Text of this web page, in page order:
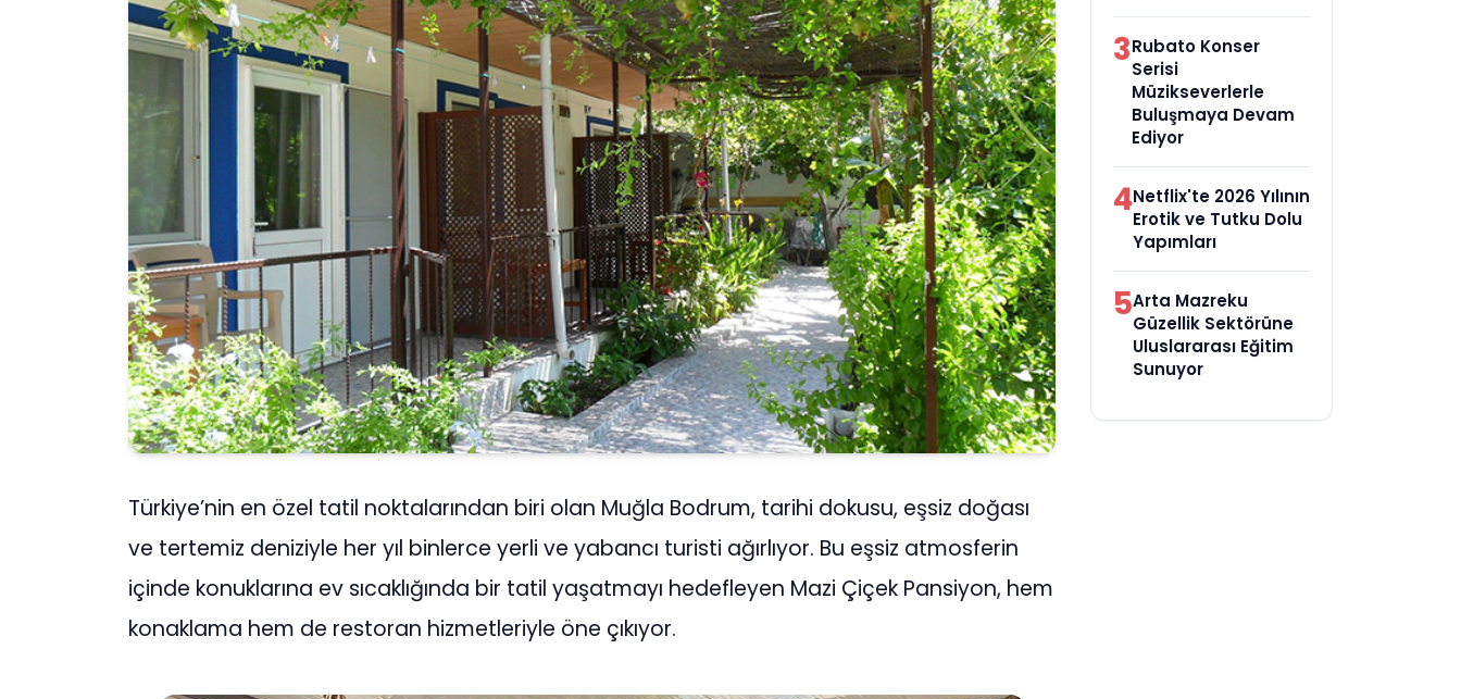
Türkiye’nin en özel tatil noktalarından biri olan Muğla Bodrum, tarihi dokusu, eşsiz doğası
ve tertemiz deniziyle her yıl binlerce yerli ve yabancı turisti ağırlıyor. Bu eşsiz atmosferin
içinde konuklarına ev sıcaklığında bir tatil yaşatmayı hedefleyen Mazi Çiçek Pansiyon, hem
konaklama hem de restoran hizmetleriyle öne çıkıyor.
3Rubato Konser
Serisi
Müzikseverlerle
Buluşmaya Devam
Ediyor
4Netflix'te 2026 Yılının
Erotik ve Tutku Dolu
Yapımları
5Arta Mazreku
Güzellik Sektörüne
Uluslararası Eğitim
Sunuyor